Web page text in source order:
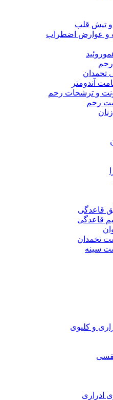
تپش قلب
و عوارض اضطراب
رحم
تخمدان
آندومتر
و ترشحات رحم
رحم
قاعدگی
قاعدگی
تخمدان
سینه
و کلیوی
ادراری